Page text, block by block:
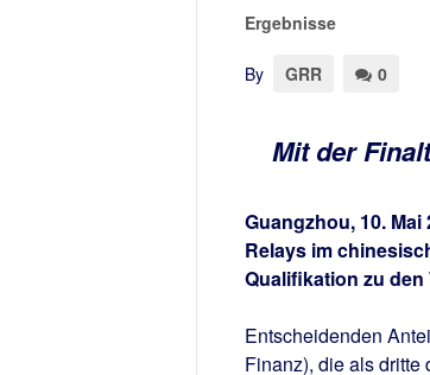
Ergebnisse
By GRR 0
Mit der
Guangzhou, 10.
Relays im
Qualifikation zu den
Entscheidenden
Finanz), die als dritte